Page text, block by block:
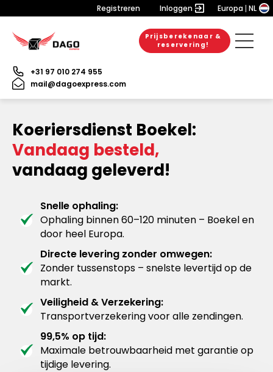
Registreren Inloggen Europa NL
Prijsberekenaar &
reservering!
+31 97 010 274 955
mail@dagoexpress.com
Koeriersdienst Boekel:
Vandaag besteld,
vandaag geleverd!
Snelle ophaling:
Ophaling binnen 60–120 minuten – Boekel en
door heel Europa.
Directe levering zonder omwegen:
Zonder tussenstops – snelste levertijd op de
markt.
Veiligheid & Verzekering:
Transportverzekering voor alle zendingen.
99,5% op tijd:
Maximale betrouwbaarheid met garantie op
tijdige levering.